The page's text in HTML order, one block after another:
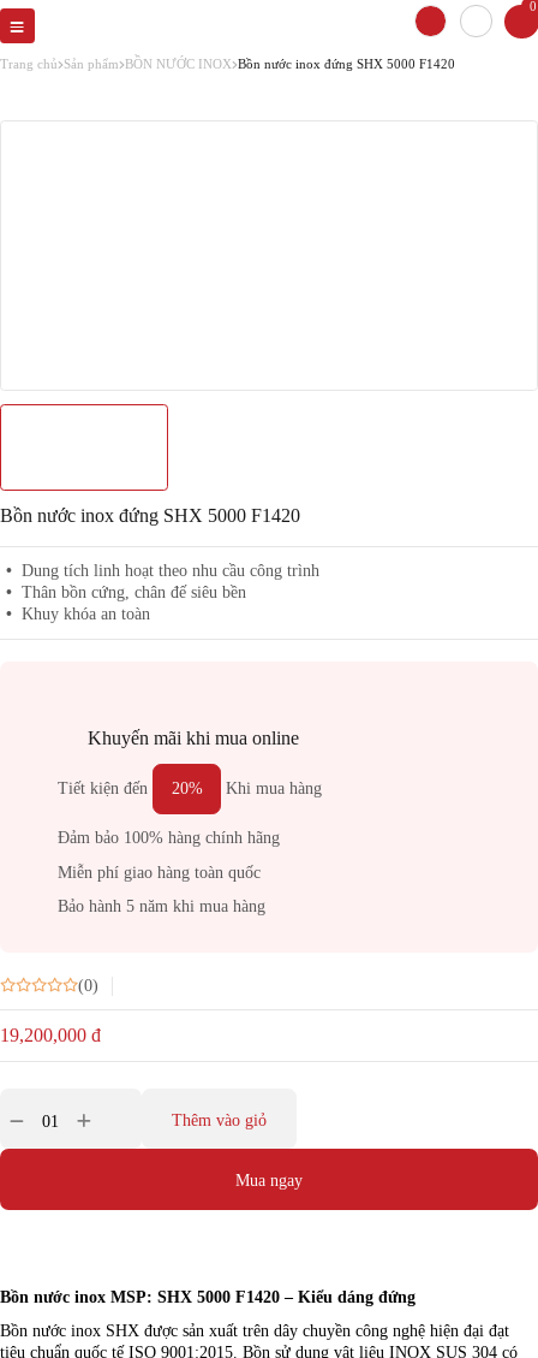
0
Trang chủ Sản phẩm BỒN NƯỚC INOX Bồn nước inox đứng SHX 5000 F1420
Bồn nước inox đứng SHX 5000 F1420
Dung tích linh hoạt theo nhu cầu công trình
Thân bồn cứng, chân đế siêu bền
Khuy khóa an toàn
Khuyến mãi khi mua online
Tiết kiện đến 20% Khi mua hàng
Đảm bảo 100% hàng chính hãng
Miễn phí giao hàng toàn quốc
Bảo hành 5 năm khi mua hàng
(0)
19,200,000 đ
Thêm vào giỏ
Mua ngay
Bồn nước inox MSP: SHX 5000 F1420 – Kiểu dáng đứng
Bồn nước inox SHX được sản xuất trên dây chuyền công nghệ hiện đại đạt
tiêu chuẩn quốc tế ISO 9001:2015. Bồn sử dụng vật liệu INOX SUS 304 có